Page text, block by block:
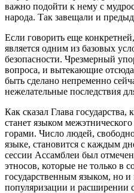
важно подойти к нему с
народа. Так завещали и
Если говорить еще
является одним из базовых
безопасности. Чрезмерный
вопроса, и вытекающие
быть сделано непременно
нежелательные последствия
Как сказал Глава государства,
станет языком
горами. Число людей,
языке, становится с каждым
сессии Ассамблеи был
этносов, которые не только в
государственным языком, но
популяризации и расширении